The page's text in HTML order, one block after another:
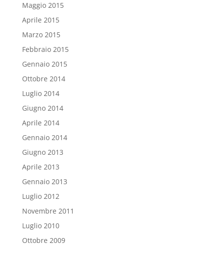
Maggio 2015
Aprile 2015
Marzo 2015
Febbraio 2015
Gennaio 2015
Ottobre 2014
Luglio 2014
Giugno 2014
Aprile 2014
Gennaio 2014
Giugno 2013
Aprile 2013
Gennaio 2013
Luglio 2012
Novembre 2011
Luglio 2010
Ottobre 2009